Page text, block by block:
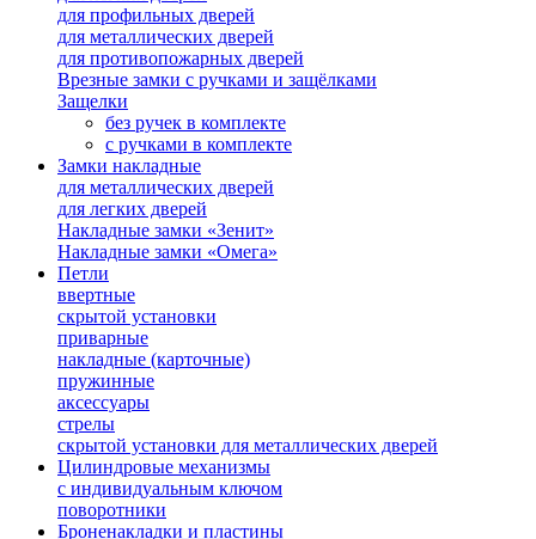
для профильных дверей
для металлических дверей
для противопожарных дверей
Врезные замки с ручками и защёлками
Защелки
без ручек в комплекте
с ручками в комплекте
Замки накладные
для металлических дверей
для легких дверей
Накладные замки «Зенит»
Накладные замки «Омега»
Петли
ввертные
скрытой установки
приварные
накладные (карточные)
пружинные
аксессуары
стрелы
скрытой установки для металлических дверей
Цилиндровые механизмы
с индивидуальным ключом
поворотники
Броненакладки и пластины